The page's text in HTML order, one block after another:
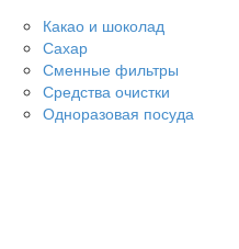
Какао и шоколад
Сахар
Сменные фильтры
Средства очистки
Одноразовая посуда